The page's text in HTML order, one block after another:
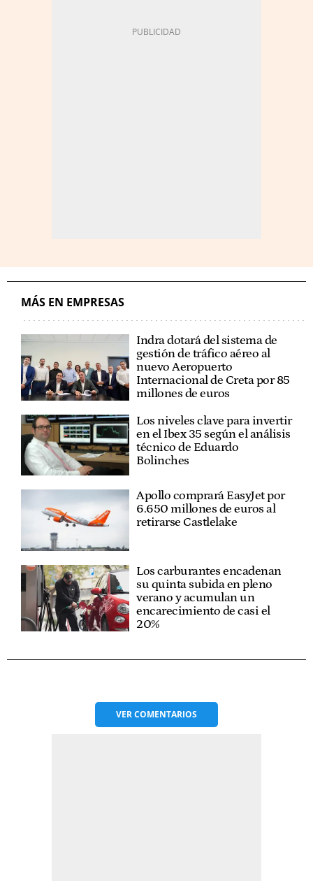
MÁS EN EMPRESAS
Indra dotará del sistema de
gestión de tráfico aéreo al
nuevo Aeropuerto
Internacional de Creta por 85
millones de euros
Los niveles clave para invertir
en el Ibex 35 según el análisis
técnico de Eduardo
Bolinches
Apollo comprará EasyJet por
6.650 millones de euros al
retirarse Castlelake
Los carburantes encadenan
su quinta subida en pleno
verano y acumulan un
encarecimiento de casi el
20%
VERCOMENTARIOS